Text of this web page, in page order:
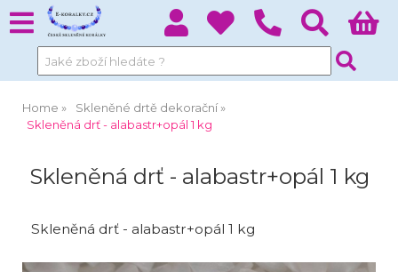
Home
Skleněné drtě dekorační
Skleněná drť - alabastr+opál 1 kg
Skleněná drť - alabastr+opál 1 kg
Skleněná drť - alabastr+opál 1 kg